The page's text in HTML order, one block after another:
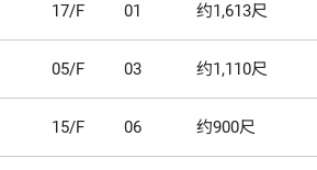
17/F 01 约1,613尺
05/F 03 约1,110尺
15/F 06 约900尺